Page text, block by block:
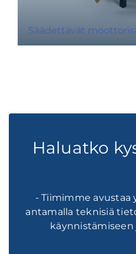
Säädettävät
Haluatko
- Tiimimme avustaa
antamalla teknisiä